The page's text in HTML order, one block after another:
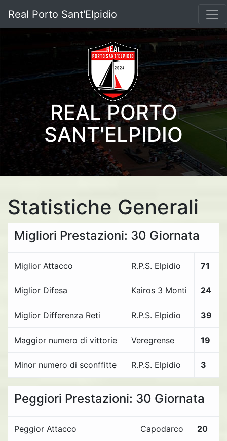
Real Porto Sant'Elpidio
REAL PORTO
SANT'ELPIDIO
Statistiche Generali
Migliori Prestazioni: 30 Giornata
Miglior Attacco R.P.S. Elpidio 71
Miglior Difesa Kairos 3 Monti 24
Miglior Differenza Reti R.P.S. Elpidio 39
Maggior numero di vittorie Veregrense 19
Minor numero di sconffitte R.P.S. Elpidio 3
Peggiori Prestazioni: 30 Giornata
Peggior Attacco Capodarco 20